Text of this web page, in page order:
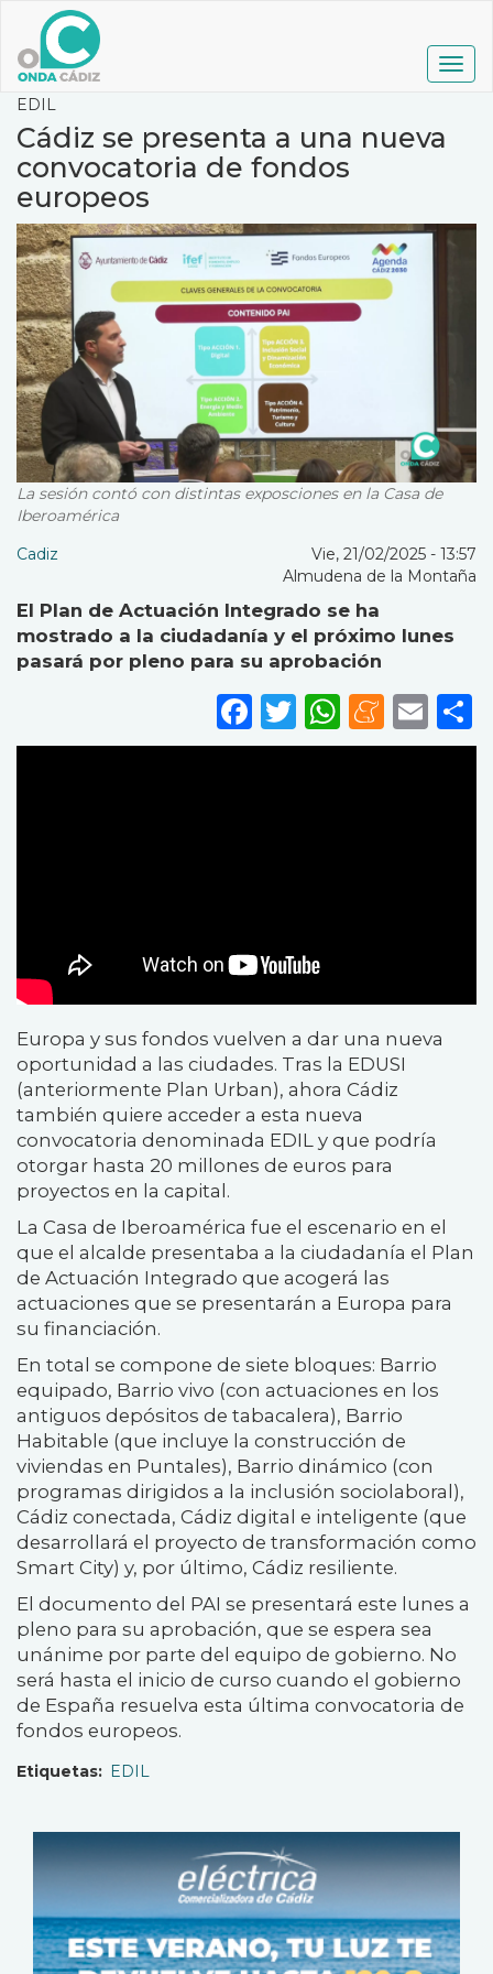
contenido
principal
EDIL
Cádiz se presenta a una nueva
convocatoria de fondos
europeos
La sesión contó con distintas exposciones en la Casa de
Iberoamérica
Cadiz
Vie, 21/02/2025 - 13:57
Almudena de la Montaña
El Plan de Actuación Integrado se ha
mostrado a la ciudadanía y el próximo lunes
pasará por pleno para su aprobación
Facebook
Twitter
Europa y sus fondos vuelven a dar una nueva
oportunidad a las ciudades. Tras la EDUSI
(anteriormente Plan Urban), ahora Cádiz
también quiere acceder a esta nueva
convocatoria denominada EDIL y que podría
otorgar hasta 20 millones de euros para
proyectos en la capital.
La Casa de Iberoamérica fue el escenario en el
que el alcalde presentaba a la ciudadanía el Plan
de Actuación Integrado que acogerá las
actuaciones que se presentarán a Europa para
su financiación.
En total se compone de siete bloques: Barrio
equipado, Barrio vivo (con actuaciones en los
antiguos depósitos de tabacalera), Barrio
Habitable (que incluye la construcción de
viviendas en Puntales), Barrio dinámico (con
programas dirigidos a la inclusión sociolaboral),
Cádiz conectada, Cádiz digital e inteligente (que
desarrollará el proyecto de transformación como
Smart City) y, por último, Cádiz resiliente.
El documento del PAI se presentará este lunes a
pleno para su aprobación, que se espera sea
unánime por parte del equipo de gobierno. No
será hasta el inicio de curso cuando el gobierno
de España resuelva esta última convocatoria de
fondos europeos.
Etiquetas EDIL